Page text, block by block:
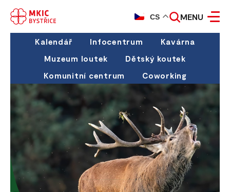
CS MENU
Kalendář Infocentrum
Kavárna
Muzeum loutek
Dětský koutek
Komunitní centrum
Coworking